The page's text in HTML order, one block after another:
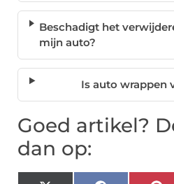
Beschadigt het
mijn auto?
Is auto wrappen
Goed artikel?
dan op: